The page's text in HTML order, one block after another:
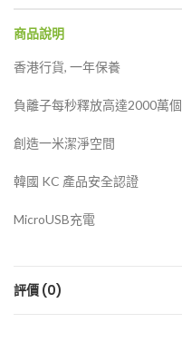
商品說明
香港行貨, 一年保養
負離子每秒釋放高達2000萬個
創造一米潔淨空間
韓國 KC 產品安全認證
MicroUSB充電
評價 (0)